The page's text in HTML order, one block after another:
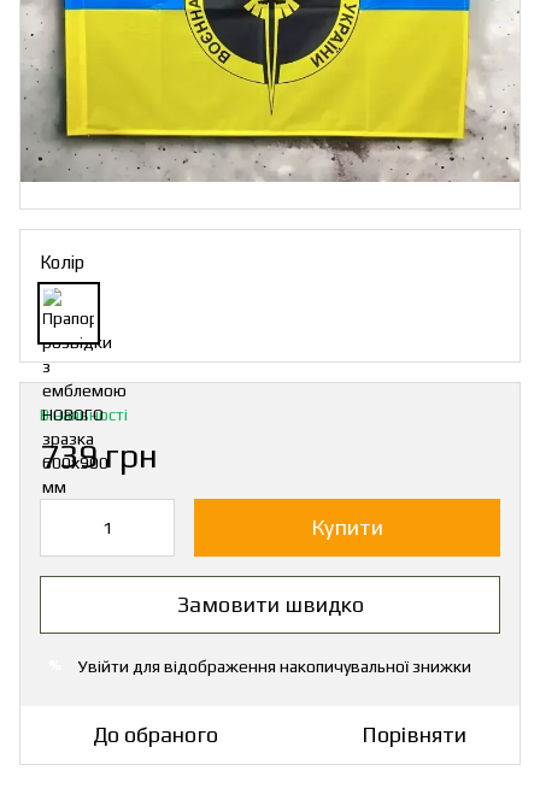
Колір
В наявності
739 грн
Купити
Замовити швидко
Увійти для відображення накопичувальної знижки
До обраного Порівняти